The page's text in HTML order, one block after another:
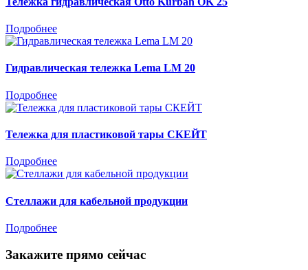
Подробнее
Гидравлическая тележка Lema LM 20
Подробнее
Тележка для пластиковой тары СКЕЙТ
Подробнее
Стеллажи для кабельной продукции
Подробнее
Закажите прямо сейчас